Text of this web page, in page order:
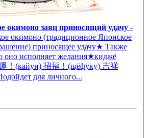
окимоно заяц приносящий удачу -
окимоно (традиционное Японское
приносящее удачу★ Также
оно исполняет желания★киджё
！(кайун) 招福！(щёфуку) 吉祥
для личного...